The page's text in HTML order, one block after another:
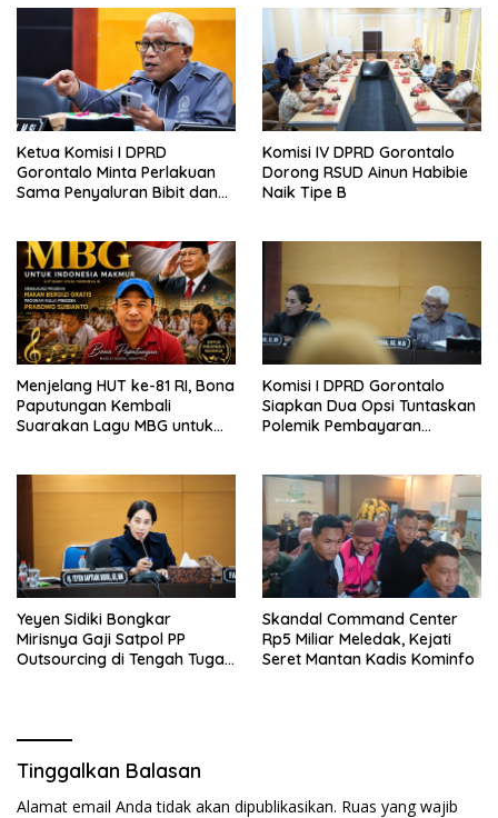
Ketua Komisi I DPRD
Gorontalo Minta Perlakuan
Sama Penyaluran Bibit dan
Komisi IV DPRD Gorontalo
Dorong RSUD Ainun Habibie
Naik Tipe B
Menjelang HUT ke-81 RI, Bona
Paputungan Kembali
Suarakan Lagu MBG untuk
Komisi I DPRD Gorontalo
Siapkan Dua Opsi Tuntaskan
Polemik Pembayaran
Yeyen Sidiki Bongkar
Mirisnya Gaji Satpol PP
Outsourcing di Tengah Tugas
Skandal Command Center
Rp5 Miliar Meledak, Kejati
Seret Mantan Kadis Kominfo
Tinggalkan Balasan
Alamat email Anda tidak akan dipublikasikan. Ruas yang wajib